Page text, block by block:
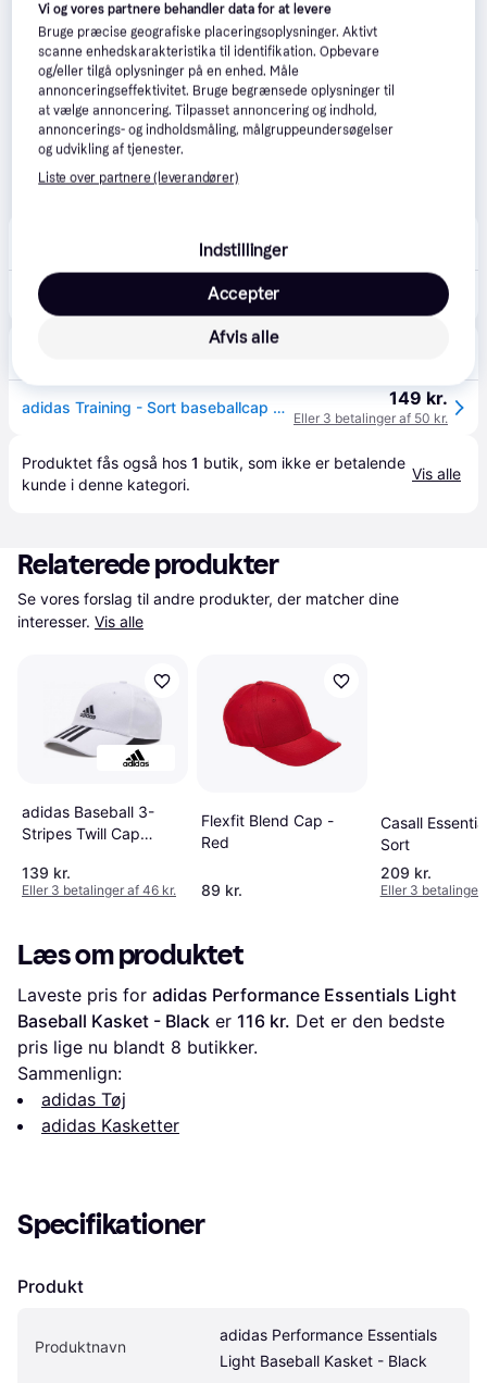
1-2 dage
149 kr.
adidas Training - Sort baseballcap med mærke i metal - One Size 149 kr.
Eller 3 betalinger af 50 kr.
Produktet fås også hos 1 butik, som ikke er betalende
kunde i denne kategori.
Vis alle
Relaterede produkter
Se vores forslag til andre produkter, der matcher dine
interesser. Vis alle
adidas Baseball 3-
Stripes Twill Cap
White/Black/Black
139 kr.
Eller 3 betalinger af 46 kr.
Flexfit Blend Cap -
Red
89 kr.
Casall
Sort
209 kr.
Eller 3 betalinger
Læs om produktet
Laveste pris for adidas Performance Essentials Light
Baseball Kasket - Black er 116 kr. Det er den bedste
pris lige nu blandt 8 butikker.
Sammenlign:
adidas Tøj
adidas Kasketter
Specifikationer
Produkt
Produktnavn
adidas Performance Essentials
Light Baseball Kasket - Black
Vi og vores partnere behandler data for at levere
Bruge præcise geografiske placeringsoplysninger. Aktivt
scanne enhedskarakteristika til identifikation. Opbevare
og/eller tilgå oplysninger på en enhed. Måle
annonceringseffektivitet. Bruge begrænsede oplysninger til
at vælge annoncering. Tilpasset annoncering og indhold,
annoncerings- og indholdsmåling, målgruppeundersøgelser
og udvikling af tjenester.
Liste over partnere (leverandører)
Indstillinger
Afvis alle
Accepter